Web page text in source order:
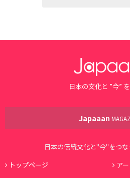
日本の文化と ”今”
Japaaan
日本の伝統文化と"今"をつ
トップページ
ア